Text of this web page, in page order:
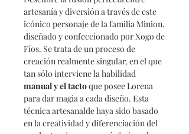
artesanía y diversión a través de este
icónico personaje de la familia Minion,
diseñado y confeccionado porXogo de
Fíos. Se trata de un proceso de
creación realmente singular, en el que
tan sólo interviene la habilidad
manual y eltactoque posee Lorena
para dar magia a cada diseño. Esta
técnica artesanalde haya sido basado
en la creatividad y diferenciación del